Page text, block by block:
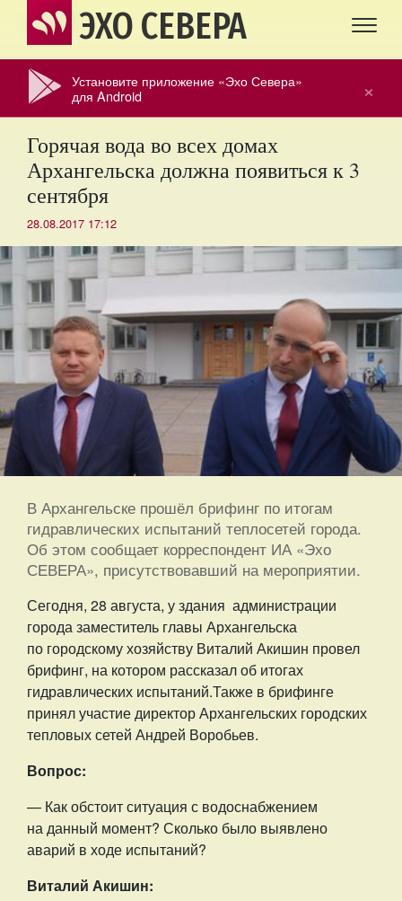
ЭХО СЕВЕРА
×
Установите приложение «Эхо Севера»
для Android
Горячая вода во всех домах
Архангельска должна появиться к 3
сентября
28.08.2017 17:12
В Архангельске прошёл брифинг по итогам
гидравлических испытаний теплосетей города.
Об этом сообщает корреспондент ИА «Эхо
СЕВЕРА», присутствовавший на мероприятии.
Сегодня, 28 августа, у здания администрации
города заместитель главы Архангельска
по городскому хозяйству Виталий Акишин провел
брифинг, на котором рассказал об итогах
гидравлических испытаний.Также в брифинге
принял участие директор Архангельских городских
тепловых сетей Андрей Воробьев.
Вопрос:
— Как обстоит ситуация с водоснабжением
на данный момент? Сколько было выявлено
аварий в ходе испытаний?
Виталий Акишин: